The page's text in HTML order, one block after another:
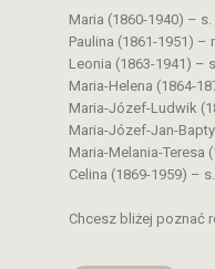
Maria (1860-1940) –
Paulina (1861-1951) –
Leonia (1863-1941) –
Maria-Helena (1864-
Maria-Józef-Ludwik
Maria-Józef-Jan-
Maria-Melania-Teresa
Celina (1869-1959) –
Chcesz bliżej poznać